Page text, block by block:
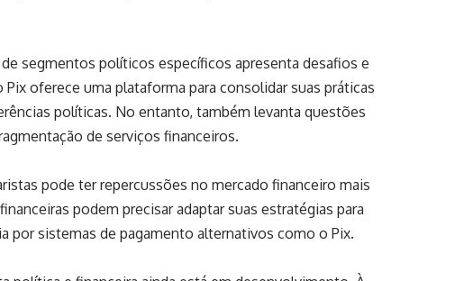
segmentos políticos específicos apresenta desafios e
oferece uma plataforma para consolidar suas práticas
políticas. No entanto, também levanta questões
de serviços financeiros.
pode ter repercussões no mercado financeiro mais
podem precisar adaptar suas estratégias para
por sistemas de pagamento alternativos como o Pix.